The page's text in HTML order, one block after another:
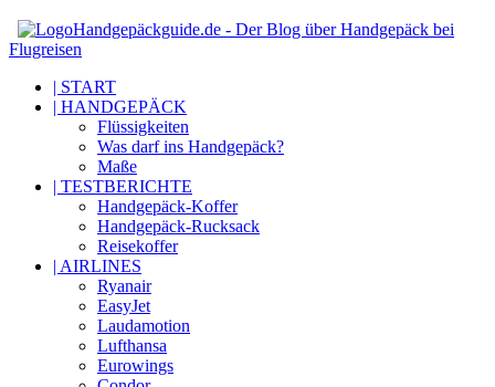
Handgepäckguide.de - Der Blog über Handgepäck bei
Flugreisen
| START
| HANDGEPÄCK
Flüssigkeiten
Was darf ins Handgepäck?
Maße
| TESTBERICHTE
Handgepäck-Koffer
Handgepäck-Rucksack
Reisekoffer
| AIRLINES
Ryanair
EasyJet
Laudamotion
Lufthansa
Eurowings